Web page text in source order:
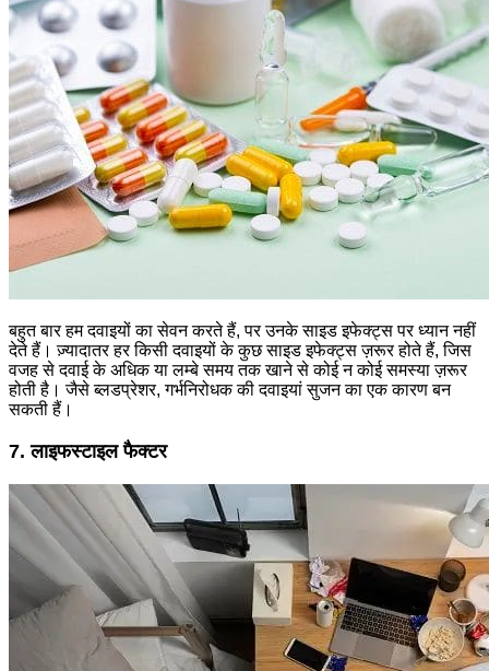
बहुत बार हम दवाइयों का सेवन करते हैं, पर उनके साइड इफेक्ट्स पर ध्यान नहीं
देते हैं। ज़्यादातर हर किसी दवाइयों के कुछ साइड इफेक्ट्स ज़रूर होते हैं, जिस
वजह से दवाई के अधिक या लम्बे समय तक खाने से कोई न कोई समस्या ज़रूर
होती है। जैसे ब्लडप्रेशर, गर्भनिरोधक की दवाइयां सुजन का एक कारण बन
सकती हैं।
7. लाइफस्टाइल फैक्टर